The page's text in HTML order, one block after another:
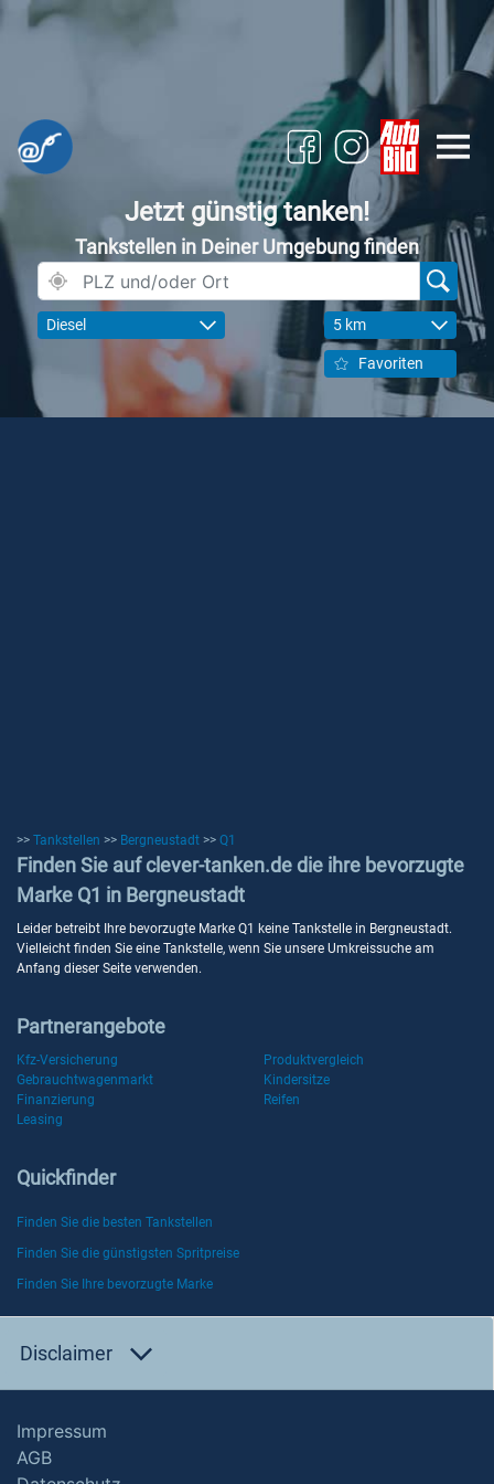
Jetzt günstig tanken!
Tankstellen in Deiner Umgebung finden
Diesel 5 km
Favoriten
>> Tankstellen >> Bergneustadt >> Q1
Finden Sie auf clever-tanken.de die ihre bevorzugte
Marke Q1 in Bergneustadt
Leider betreibt Ihre bevorzugte Marke Q1 keine Tankstelle in Bergneustadt.
Vielleicht finden Sie eine Tankstelle, wenn Sie unsere Umkreissuche am
Anfang dieser Seite verwenden.
Partnerangebote
Kfz-Versicherung
Produktvergleich
Gebrauchtwagenmarkt
Kindersitze
Finanzierung
Reifen
Leasing
Quickfinder
Finden Sie die besten Tankstellen
Finden Sie die günstigsten Spritpreise
Finden Sie Ihre bevorzugte Marke
Disclaimer
Impressum
AGB